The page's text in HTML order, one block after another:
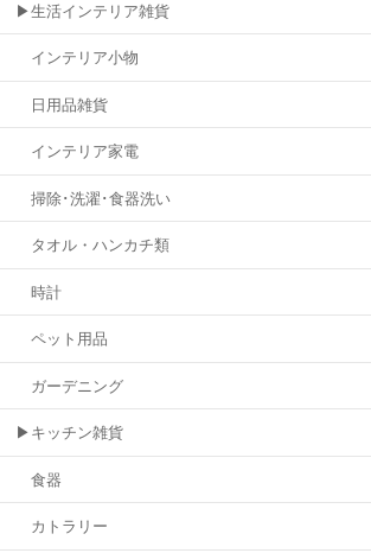
▶生活インテリア雑貨
インテリア小物
日用品雑貨
インテリア家電
掃除･洗濯･食器洗い
タオル・ハンカチ類
時計
ペット用品
ガーデニング
▶キッチン雑貨
食器
カトラリー